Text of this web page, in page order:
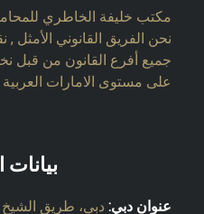
مكتب خليفة الخاطري
نحن الفريق القانوني الأمثل ,
جميع أفرع القانون من قبل
على مستوى الامارات العربية
عنوان دبي: دبي، طريق الشيخ